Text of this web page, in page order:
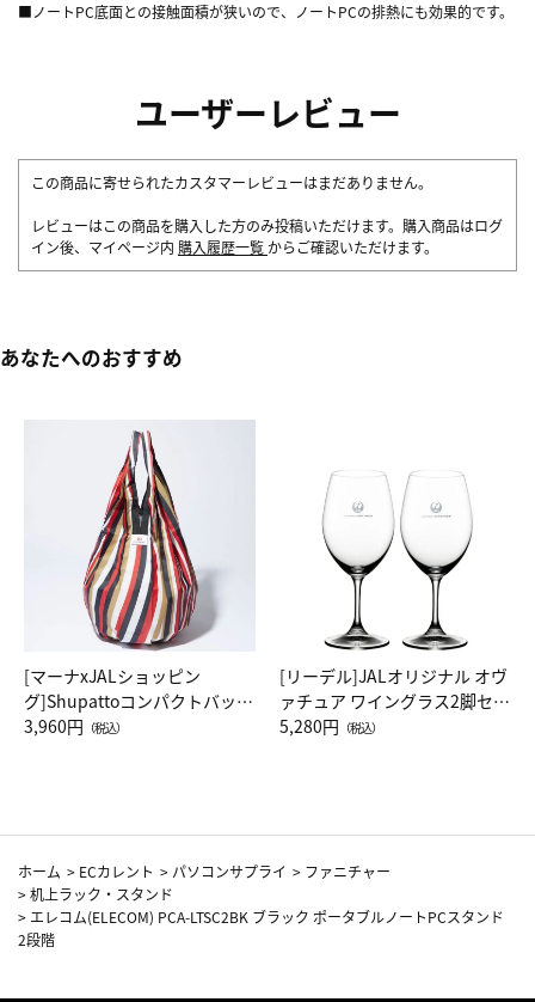
■ノートPC底面との接触面積が狭いので、ノートPCの排熱にも効果的です。
ユーザーレビュー
この商品に寄せられたカスタマーレビューはまだありません。
レビューはこの商品を購入した方のみ投稿いただけます。購入商品はログ
イン後、マイページ内 購入履歴一覧 からご確認いただけます。
あなたへのおすすめ
[マーナxJALショッピン
グ]Shupattoコンパクトバッグ
Drop JAL客室乗務員（LC）ス
3,960円 （税込）
[リーデル]JALオリジナル オヴ
ァチュア ワイングラス2脚セッ
ト（レッドワイン）
5,280円 （税込）
ホーム > ECカレント > パソコンサプライ > ファニチャー
>机上ラック・スタンド
> エレコム(ELECOM) PCA-LTSC2BK ブラック ポータブルノートPCスタンド
2段階